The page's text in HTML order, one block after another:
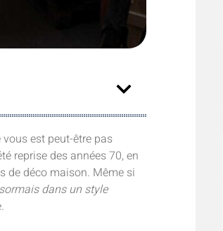
vous est peut-être pas
reprise des années 70, en
de déco maison. Même si
dans un style